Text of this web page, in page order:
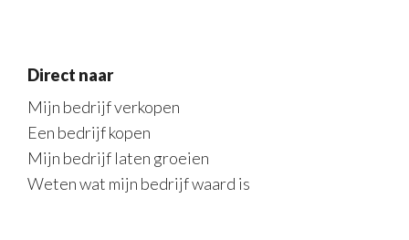
Direct naar
Mijn bedrijf verkopen
Een bedrijf kopen
Mijn bedrijf laten groeien
Weten wat mijn bedrijf waard is